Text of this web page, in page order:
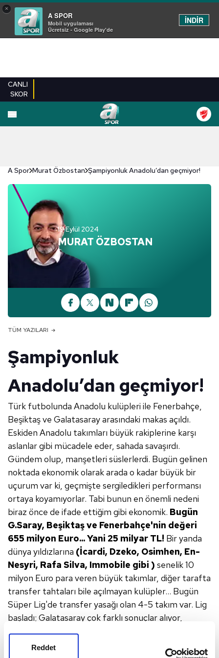
Reddet
×
A SPOR
Mobil uygulaması
Ücretsiz - Google Play'de
İNDİR
CANLI
SKOR
A Spor Murat Özbostan Şampiyonluk Anadolu’dan geçmiyor!
19 Eylül 2024
MURAT ÖZBOSTAN
TÜM YAZILARI
Şampiyonluk
Anadolu’dan geçmiyor!
Türk futbolunda Anadolu kulüpleri ile Fenerbahçe,
Beşiktaş ve Galatasaray arasındaki makas açıldı.
Eskiden Anadolu takımları büyük rakiplerine karşı
aslanlar gibi mücadele eder, sahada savaşırdı.
Gündem olup, manşetleri süslerlerdi. Bugün gelinen
noktada ekonomik olarak arada o kadar büyük bir
uçurum var ki, geçmişte sergiledikleri performansı
ortaya koyamıyorlar. Tabi bunun en önemli nedeni
biraz önce de ifade ettiğim gibi ekonomik. Bugün
G.Saray, Beşiktaş ve Fenerbahçe'nin değeri
655 milyon Euro...Yani 25 milyar TL! Bir yanda
dünya yıldızlarına (İcardi, Dzeko, Osimhen, En-
Nesyri, Rafa Silva, Immobile gibi ) senelik 10
milyon Euro para veren büyük takımlar, diğer tarafta
transfer tahtaları bile açılmayan kulüpler... Bugün
Süper Lig'de transfer yasağı olan 4-5 takım var. Lig
başladı; Galatasaray çok farklı sonuçlar alıyor,
Fenerbahçe güle oynaya kazanıyor, Beşiktaş yine
aynı şekilde... Fenerbahçe; Adana Demir, Rize, Alanya